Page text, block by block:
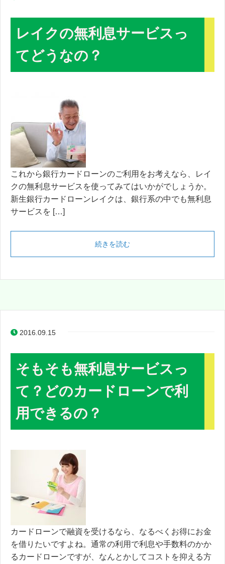
レイクの無利息サービスっ
てどうなの？
これから銀行カードローンのご利用をお考えなら、レイ
クの無利息サービスを使ってみてはいかがでしょうか。
新生銀行カードローンレイクは、銀行系の中でも無利息
サービスを […]
続きを読む
2016.09.15
そもそも無利息サービスっ
て？どのカードローンで利
用できるの？
カードローンで融資を受けるなら、なるべくお得にお金
を借りたいですよね。通常の利用で利息や手数料のかか
るカードローンですが、なんとかしてコストを抑える方